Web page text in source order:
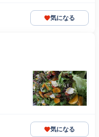
気になる
気になる